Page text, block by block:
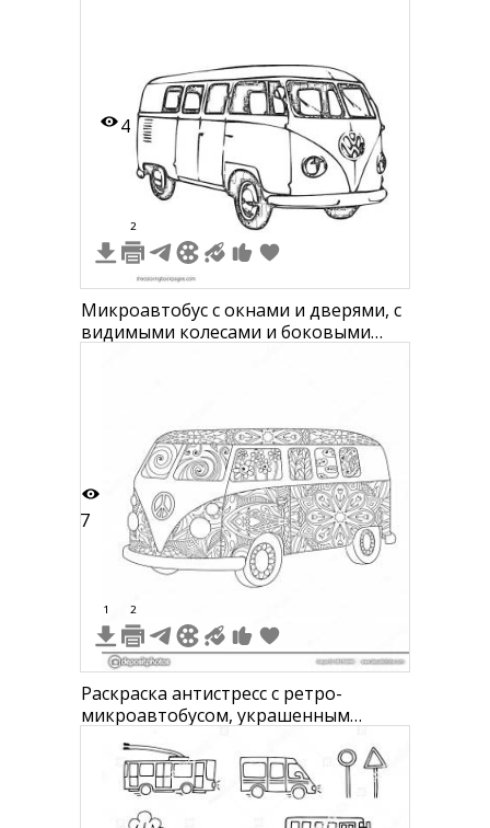
4
2
Микроавтобус с окнами и дверями, с
видимыми колесами и боковыми
7
1 2
Раскраска антистресс с ретро-
микроавтобусом, украшенным
цветочными узорами, спиралями и
различными геометрическими
орнаментами